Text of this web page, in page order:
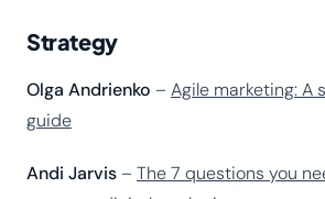
Strategy
Olga Andrienko – Agile marketing:
guide
Andi Jarvis– The 7 questions you